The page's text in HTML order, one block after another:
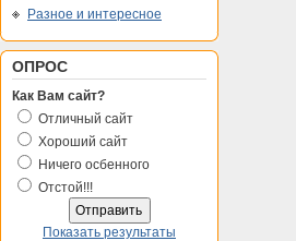
Разное и интересное
ОПРОС
Как Вам сайт?
Отличный сайт
Хороший сайт
Ничего осбенного
Отстой!!!
Показать результаты